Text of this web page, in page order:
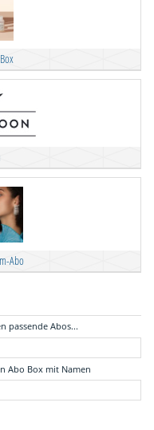
Abo
passende Abos...
Abo Box mit Namen